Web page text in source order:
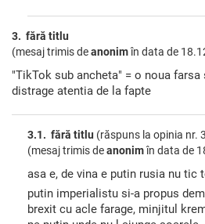
3. fără titlu
(mesaj trimis deanonimîn data de
"TikTok sub ancheta" = o noua
distrage atentia de la fapte
3.1. fără titlu (răspuns la opinia nr.
(mesaj trimis deanonimîn data de
asa e, de vina e putin rusia nu tic
putin imperialistu si-a propus
brexit cu acle farage, minjitul